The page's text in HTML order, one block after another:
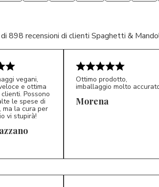
898 recensioni di clienti Spaghetti &
5/5
vegani,
e ottima
Possono
le spese di
ma la cura per
vi stupirà!
Ottimo prodotto,
imballaggio molto
Morena